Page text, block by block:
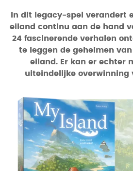
In dit legacy-spel verandert
eiland continu aan de hand
24 fascinerende verhalen
te leggen de geheimen
eiland. Er kan er echter
uiteindelijke overwinning